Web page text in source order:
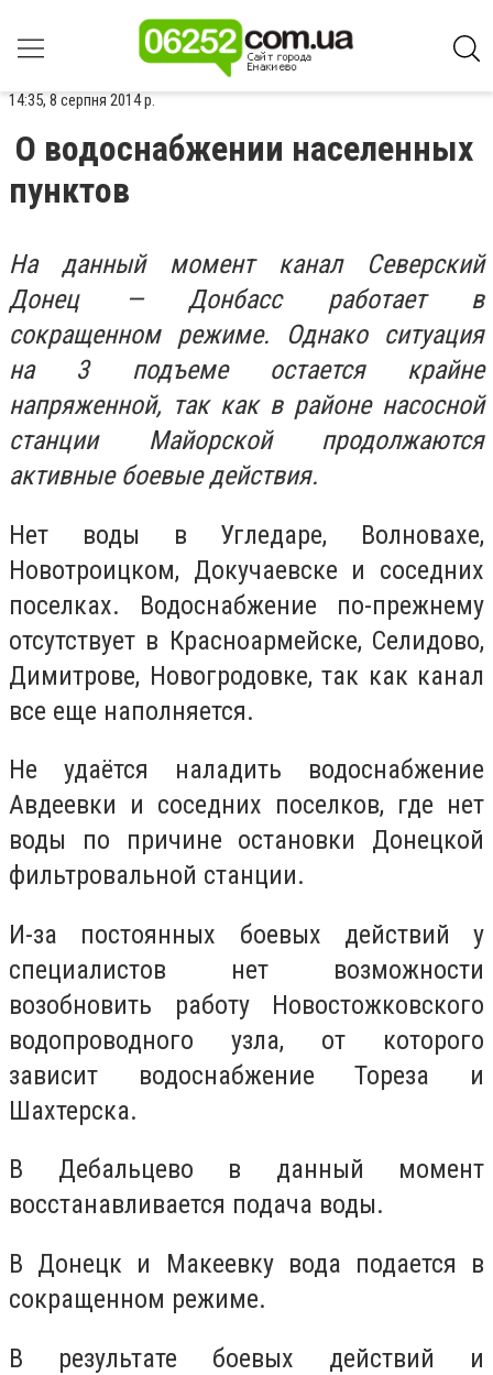
14:35, 8 серпня 2014 р.
О водоснабжении населенных
пунктов
На данный момент канал Северский
Донец — Донбасс работает в
сокращенном режиме. Однако ситуация
на 3 подъеме остается крайне
напряженной, так как в районе насосной
станции Майорской продолжаются
активные боевые действия.
Нет воды в Угледаре, Волновахе,
Новотроицком, Докучаевске и соседних
поселках. Водоснабжение по-прежнему
отсутствует в Красноармейске, Селидово,
Димитрове, Новогродовке, так как канал
все еще наполняется.
Не удаётся наладить водоснабжение
Авдеевки и соседних поселков, где нет
воды по причине остановки Донецкой
фильтровальной станции.
И-за постоянных боевых действий у
специалистов нет возможности
возобновить работу Новостожковского
водопроводного узла, от которого
зависит водоснабжение Тореза и
Шахтерска.
В Дебальцево в данный момент
восстанавливается подача воды.
В Донецк и Макеевку вода подается в
сокращенном режиме.
В результате боевых действий и